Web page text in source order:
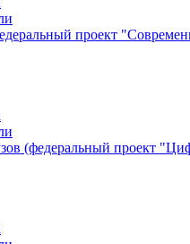
проект
(федеральный проект